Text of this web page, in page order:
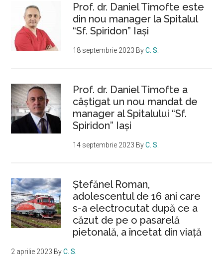
Prof. dr. Daniel Timofte este
din nou manager la Spitalul
“Sf. Spiridon” Iaşi
18 septembrie 2023 ByC. S.
Prof. dr. Daniel Timofte a
câștigat un nou mandat de
manager al Spitalului “Sf.
Spiridon” Iași
14 septembrie 2023 ByC. S.
Ştefănel Roman,
adolescentul de 16 ani care
s-a electrocutat după ce a
căzut de pe o pasarelă
pietonală, a încetat din viață
2 aprilie 2023 ByC. S.